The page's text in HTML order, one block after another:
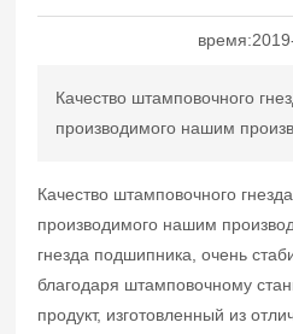
время:
Качество штамповочного
производимого нашим
в основном благодаря
пресс-форме
Качество штамповочного
производимого нашим
гнезда подшипника, очень
благодаря штамповочному
продукт, изготовленный из